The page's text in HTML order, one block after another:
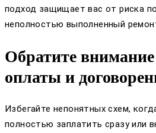
подход защищает вас от риска
неполностью выполненный
Обратите
оплаты и
Избегайте непонятных схем,
полностью заплатить сразу или